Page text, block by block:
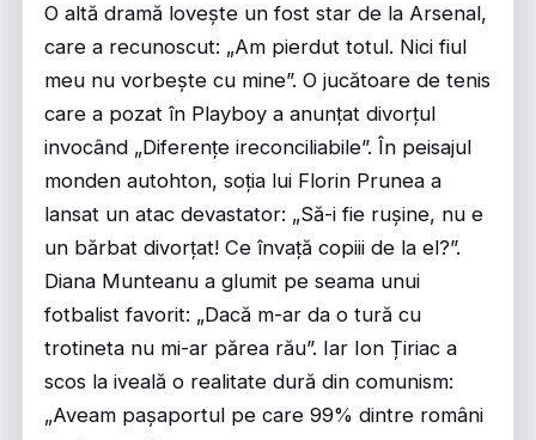
O altă dramă lovește un fost star de la Arsenal,
care a recunoscut: „Am pierdut totul. Nici fiul
meu nu vorbește cu mine”. O jucătoare de tenis
care a pozat în Playboy a anunțat divorțul
invocând „Diferențe ireconciliabile”. În peisajul
monden autohton, soția lui Florin Prunea a
lansat un atac devastator: „Să-i fie rușine, nu e
un bărbat divorțat! Ce învață copiii de la el?”.
Diana Munteanu a glumit pe seama unui
fotbalist favorit: „Dacă m-ar da o tură cu
trotineta nu mi-ar părea rău”. Iar Ion Țiriac a
scos la iveală o realitate dură din comunism:
„Aveam pașaportul pe care 99% dintre români